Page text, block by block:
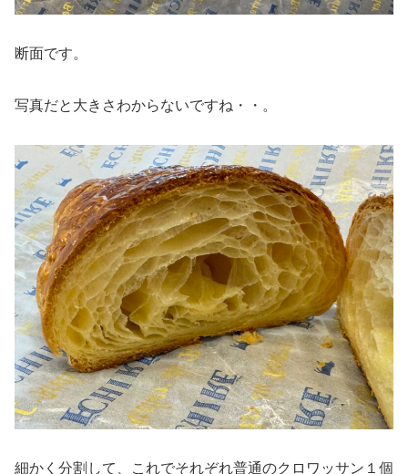
断面です。
写真だと大きさわからないですね・・。
細かく分割して、これでそれぞれ普通のクロワッサン１個